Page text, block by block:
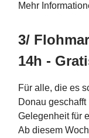
Mehr
3/
14h -
Für alle, die es
Donau
Gelegenheit für
Ab diesem